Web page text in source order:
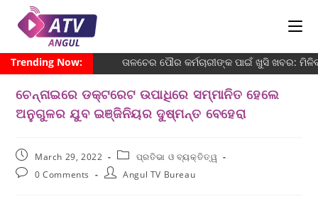
Trending Now: ତାଳଚେର ପୌର କର୍ମଚାରୀଙ୍କ ପାଇଁ ଖୁସି ଖବର:
ଚେନ୍ନାଇରେ ଡକ୍ଟରେଟ ଉପାଧିରେ ସମ୍ମାନିତ ହେଲେ
ଅନୁଗୁଳର ଯୁବ ଇଞ୍ଜିନିୟର ଦୁଷ୍ମନ୍ତ ବେହେରା
March 29, 2022
ପ୍ରତିଭା ଓ ବ୍ୟକ୍ତିତ୍ୱ
0 Comments
Angul TV Bureau